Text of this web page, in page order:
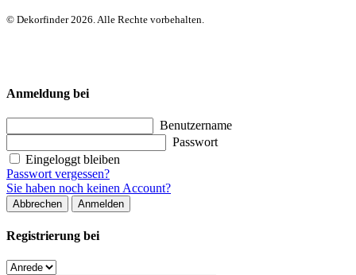
© Dekorfinder 2026. Alle Rechte vorbehalten.
Anmeldung bei
Benutzername
Passwort
Eingeloggt bleiben
Passwort vergessen?
Sie haben noch keinen Account?
Abbrechen Anmelden
Registrierung bei